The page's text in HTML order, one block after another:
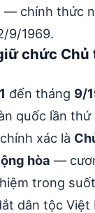
— chính thức
9/1969.
chức
đến tháng 9/
quốc lần thứ
xác là
hòa —
trong
dân tộc Việt